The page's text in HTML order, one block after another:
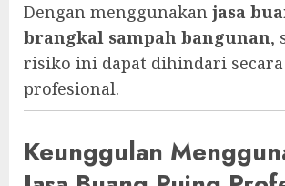
Dengan menggunakan jasa
brangkal sampah bangunan,
risiko ini dapat dihindari
profesional.
Keunggulan